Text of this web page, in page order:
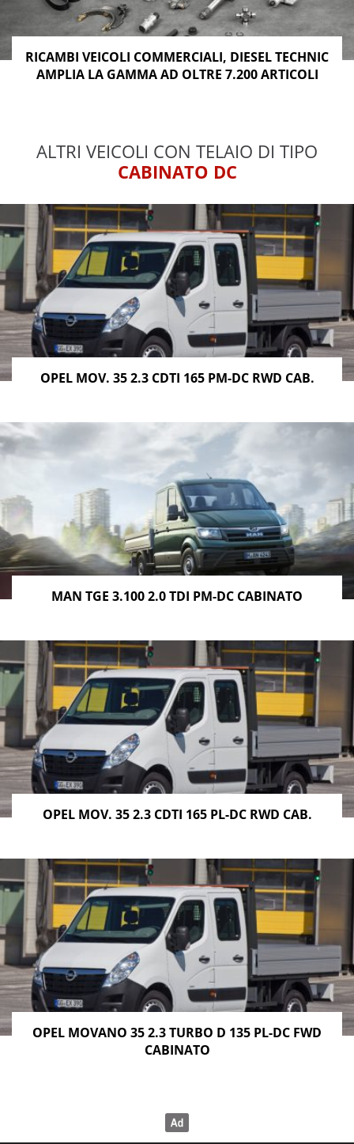
RICAMBI VEICOLI COMMERCIALI, DIESEL TECHNIC
AMPLIA LA GAMMA AD OLTRE 7.200 ARTICOLI
ALTRI VEICOLI CON TELAIO DI TIPO
CABINATO DC
OPEL MOV. 35 2.3 CDTI 165 PM-DC RWD CAB.
MAN TGE 3.100 2.0 TDI PM-DC CABINATO
OPEL MOV. 35 2.3 CDTI 165 PL-DC RWD CAB.
OPEL MOVANO 35 2.3 TURBO D 135 PL-DC FWD
CABINATO